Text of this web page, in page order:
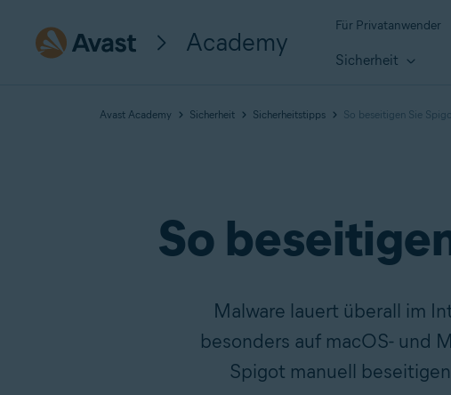
Academy
Für Privatanwender
Sicherheit
Avast Academy Sicherheit Sicherheitstipps So beseitigen Sie
So
Malware lauert überall im
besonders auf macOS- und
Spigot manuell